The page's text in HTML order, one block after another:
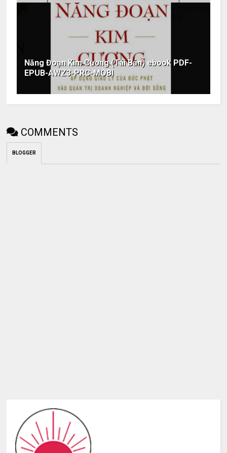
Năng Đoạn Kim Cương (Tái Bản) ebook PDF-
EPUB-AWZ3-PRC-MOBI
COMMENTS
BLOGGER